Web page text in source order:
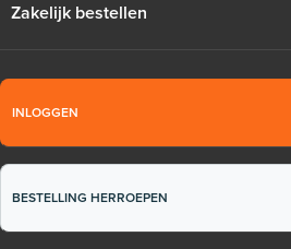
Zakelijk bestellen
INLOGGEN
BESTELLING HERROEPEN